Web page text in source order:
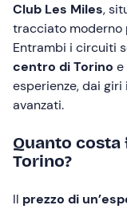
Club Les Miles,
tracciato moderno
Entrambi i circuiti
centro di Torino e
esperienze, dai
avanzati.
Quanto
Torino?
Il prezzo di